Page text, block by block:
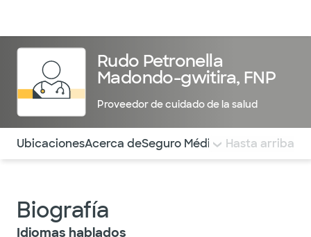
Rudo Petronella
Madondo-gwitira, FNP
Proveedor de cuidado de la salud
Utilice esta navegación para saltar rápidamente a
UbicacionesAcerca deSeguro Médico COMENTARIOS
Hasta arriba
Biografía
Idiomas hablados